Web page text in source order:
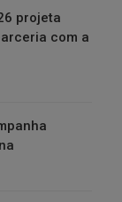
projeta
com a